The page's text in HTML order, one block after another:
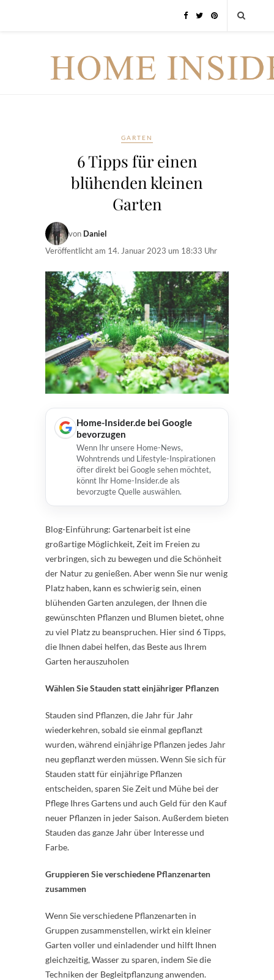
GARTEN
6 Tipps für einen
blühenden kleinen
Garten
von Daniel
Veröffentlicht am 14. Januar 2023 um 18:33 Uhr
Home-Insider.de bei Google
bevorzugen
Wenn Ihr unsere Home-News,
Wohntrends und Lifestyle-Inspirationen
öfter direkt bei Google sehen möchtet,
könnt Ihr Home-Insider.de als
bevorzugte Quelle auswählen.
Blog-Einführung: Gartenarbeit ist eine
großartige Möglichkeit, Zeit im Freien zu
verbringen, sich zu bewegen und die Schönheit
der Natur zu genießen. Aber wenn Sie nur wenig
Platz haben, kann es schwierig sein, einen
blühenden Garten anzulegen, der Ihnen die
gewünschten Pflanzen und Blumen bietet, ohne
zu viel Platz zu beanspruchen. Hier sind 6 Tipps,
die Ihnen dabei helfen, das Beste aus Ihrem
Garten herauszuholen
Wählen Sie Stauden statt einjähriger Pflanzen
Stauden sind Pflanzen, die Jahr für Jahr
wiederkehren, sobald sie einmal gepflanzt
wurden, während einjährige Pflanzen jedes Jahr
neu gepflanzt werden müssen. Wenn Sie sich für
Stauden statt für einjährige Pflanzen
entscheiden, sparen Sie Zeit und Mühe bei der
Pflege Ihres Gartens und auch Geld für den Kauf
neuer Pflanzen in jeder Saison. Außerdem bieten
Stauden das ganze Jahr über Interesse und
Farbe.
Gruppieren Sie verschiedene Pflanzenarten
zusammen
Wenn Sie verschiedene Pflanzenarten in
Gruppen zusammenstellen, wirkt ein kleiner
Garten voller und einladender und hilft Ihnen
gleichzeitig, Wasser zu sparen, indem Sie die
Techniken der Begleitpflanzung anwenden.